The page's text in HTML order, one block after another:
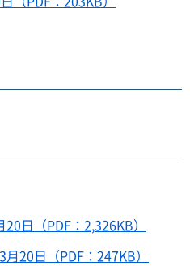
日（PDF：2,326KB）
20日（PDF：247KB）